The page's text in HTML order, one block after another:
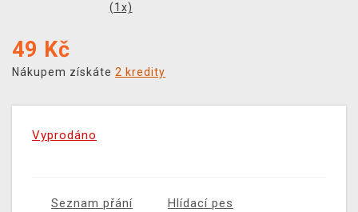
(1 x)
49 Kč
Nákupem získáte 2 kredity
Vyprodáno
Seznam přání Hlídací pes